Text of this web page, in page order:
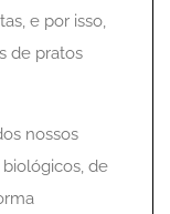
e por isso,
de pratos
nossos
de